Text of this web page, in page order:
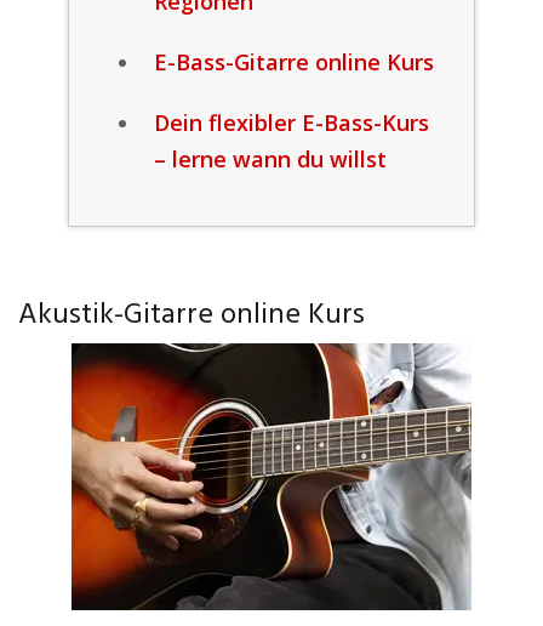
E-Bass-Gitarre online Kurs
Dein flexibler E-Bass-Kurs
– lerne wann du willst
Akustik-Gitarre online Kurs